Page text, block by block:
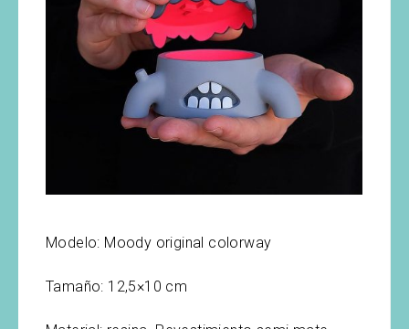
Modelo: Moody original colorway
Tamaño: 12,5×10 cm